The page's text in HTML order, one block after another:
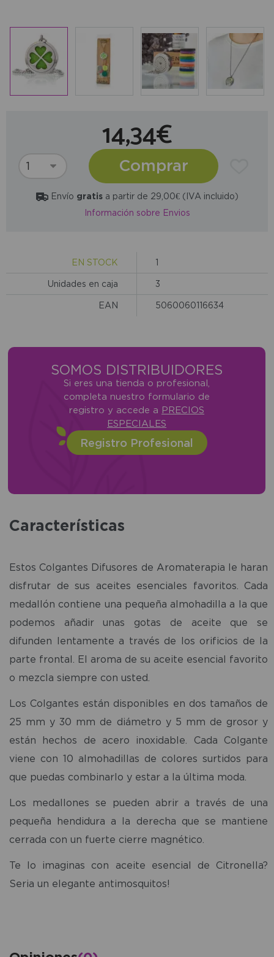
14,34€
Comprar
Envío gratisa partir de 29,00€ (IVA incluido)
Información sobre Envios
EN STOCK 1
Unidades en caja 3
EAN 5060060116634
SOMOS DISTRIBUIDORES
Si eres una tienda o profesional,
completa nuestro formulario de
registro y accede a PRECIOS
ESPECIALES
Registro Profesional
Características
Estos Colgantes Difusores de Aromaterapia le haran
disfrutar de sus aceites esenciales favoritos. Cada
medallón contiene una pequeña almohadilla a la que
podemos añadir unas gotas de aceite que se
difunden lentamente a través de los orificios de la
parte frontal. El aroma de su aceite esencial favorito
o mezcla siempre con usted.
Los Colgantes están disponibles en dos tamaños de
25 mm y 30 mm de diámetro y 5 mm de grosor y
están hechos de acero inoxidable. Cada Colgante
viene con 10 almohadillas de colores surtidos para
que puedas combinarlo y estar a la última moda.
Los medallones se pueden abrir a través de una
pequeña hendidura a la derecha que se mantiene
cerrada con un fuerte cierre magnético.
Te lo imaginas con aceite esencial de Citronella?
Seria un elegante antimosquitos!